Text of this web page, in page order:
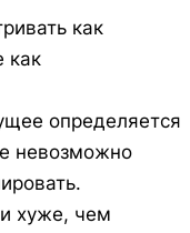
как
как
определяется
невозможно
хуже, чем